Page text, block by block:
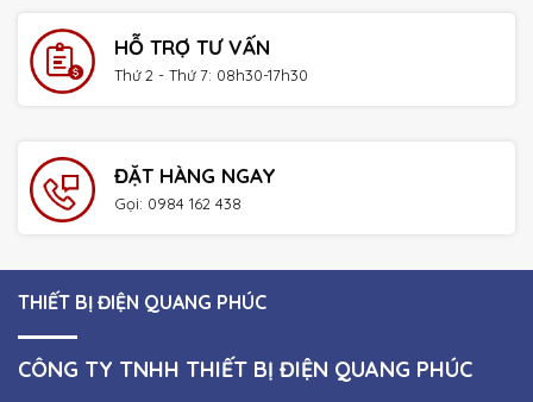
HỖ TRỢ TƯ VẤN
Thứ 2 - Thứ 7: 08h30-17h30
ĐẶT HÀNG NGAY
Gọi: 0984 162 438
THIẾT BỊ ĐIỆN QUANG PHÚC
CÔNG TY TNHH THIẾT BỊ ĐIỆN QUANG PHÚC